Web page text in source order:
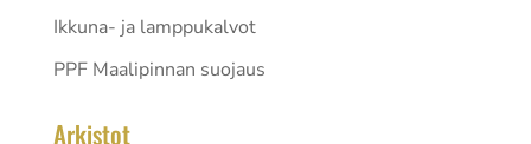
Ikkuna- ja lamppukalvot
PPF Maalipinnan suojaus
Arkistot